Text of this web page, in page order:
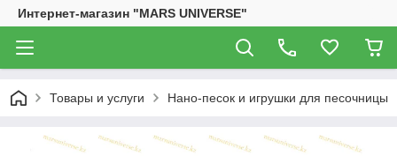
Интернет-магазин "MARS UNIVERSE"
Товары и услуги Нано-песок и игрушки для песочницы